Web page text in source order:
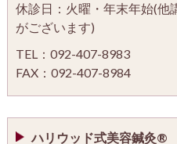
休診日：火曜・年末年始(他
がございます)
TEL：092-407-8983
FAX：092-407-8984
ハリウッド式美容鍼灸®